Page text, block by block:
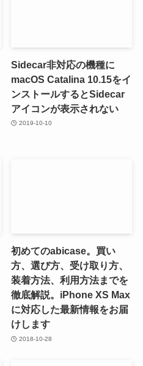
Sidecar非対応の機種に
macOS Catalina 10.15をイ
ンストールするとSidecar
アイコンが表示されない
2019-10-10
初めてのabicase。買い
方、選び方、受け取り方、
装着方法、利用方法までを
徹底解説。iPhone XS Max
に対応した最新情報をお届
けします
2018-10-28